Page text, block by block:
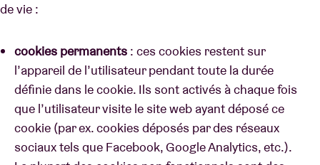
de vie :
cookies permanents : ces cookies restent sur
l’appareil de l’utilisateur pendant toute la durée
définie dans le cookie. Ils sont activés à chaque fois
que l’utilisateur visite le site web ayant déposé ce
cookie (par ex. cookies déposés par des réseaux
sociaux tels que Facebook, Google Analytics, etc.).